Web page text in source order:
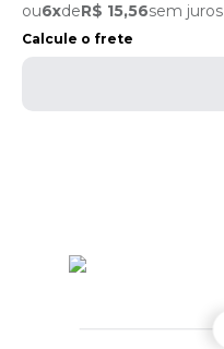
ou6xdeR$ 15,56sem juros
Calcule o frete